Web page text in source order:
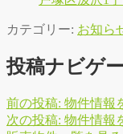
カテゴリー: お知ら
投稿ナビゲ
前の投稿: 物件情報
次の投稿: 物件情報